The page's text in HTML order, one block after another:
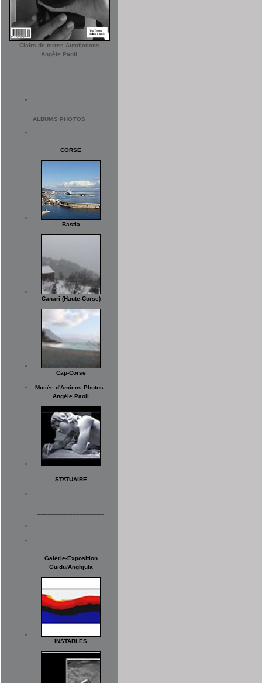
Clairs de terres Autofictions
Angèle Paoli
ALBUMS PHOTOS
CORSE
Bastia
Canari (Haute-Corse)
Cap-Corse
Musée d'Amiens Photos :
Angèle Paoli
STATUAIRE
Galerie-Exposition
Guidu/Anghjula
INSTABLES